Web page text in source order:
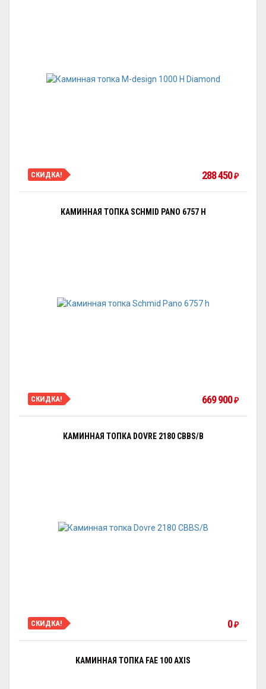
СКИДКА! 288 450 ₽
КАМИННАЯ ТОПКА SCHMID PANO 6757 H
СКИДКА! 669 900 ₽
КАМИННАЯ ТОПКА DOVRE 2180 CBBS/B
СКИДКА! 0 ₽
КАМИННАЯ ТОПКА FAE 100 AXIS